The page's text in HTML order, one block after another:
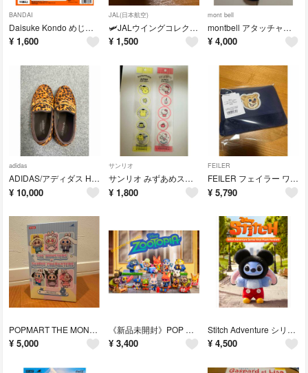
BANDAI
Daisuke Kondo めじるしアクセサリー＆ポーチset
¥ 1,600
JAL(日本航空)
🛩️JALウイングコレクション7 Plus
¥ 1,500
mont bell
montbell アタッチャブルポーチ ネイビー🌟 おまけ付
¥ 4,000
adidas
ADIDAS/アディダス HANDBALL SPEZIAL LOAFER
¥ 10,000
サンリオ
サンリオ みずあめステッカー
¥ 1,800
FEILER
FEILER フェイラー ワッペンポーチ オールドテディ ネイビー
¥ 5,790
POPMART THE MONSTERSxSANRIO CHARACTERS マイメロディ
¥ 5,000
《新品未開封》POP MART DISNEY ZOOTOPIA 2ピース
¥ 3,400
Stitch Adventure シリーズ ぬいぐるみペンダント
¥ 4,500